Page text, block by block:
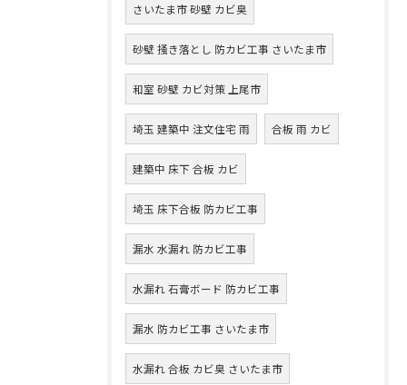
さいたま市 砂壁 カビ臭
砂壁 掻き落とし 防カビ工事 さいたま市
和室 砂壁 カビ対策 上尾市
埼玉 建築中 注文住宅 雨 合板 雨 カビ
建築中 床下 合板 カビ
埼玉 床下合板 防カビ工事
漏水 水漏れ 防カビ工事
水漏れ 石膏ボード 防カビ工事
漏水 防カビ工事 さいたま市
水漏れ 合板 カビ臭 さいたま市